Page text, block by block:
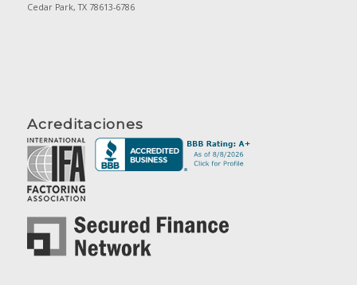
Cedar Park, TX 78613-6786
Acreditaciones